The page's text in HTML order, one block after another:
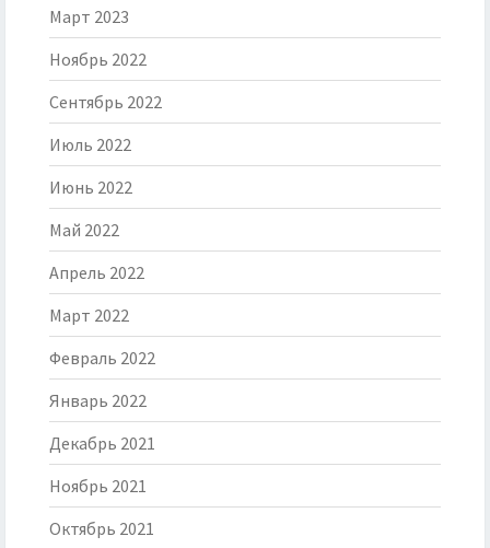
Март 2023
Ноябрь 2022
Сентябрь 2022
Июль 2022
Июнь 2022
Май 2022
Апрель 2022
Март 2022
Февраль 2022
Январь 2022
Декабрь 2021
Ноябрь 2021
Октябрь 2021